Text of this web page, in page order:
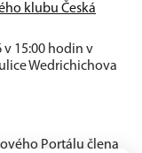
klubu Česká
v 15:00 hodin v
Wedrichichova
Portálu člena